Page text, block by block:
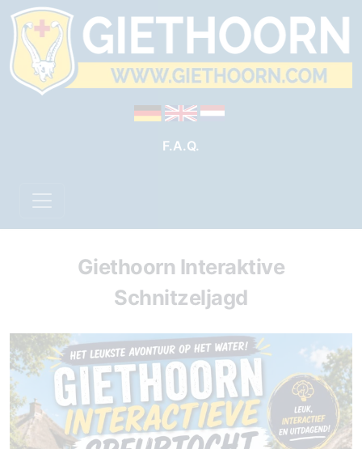
F.A.Q.
Giethoorn Interaktive
Schnitzeljagd